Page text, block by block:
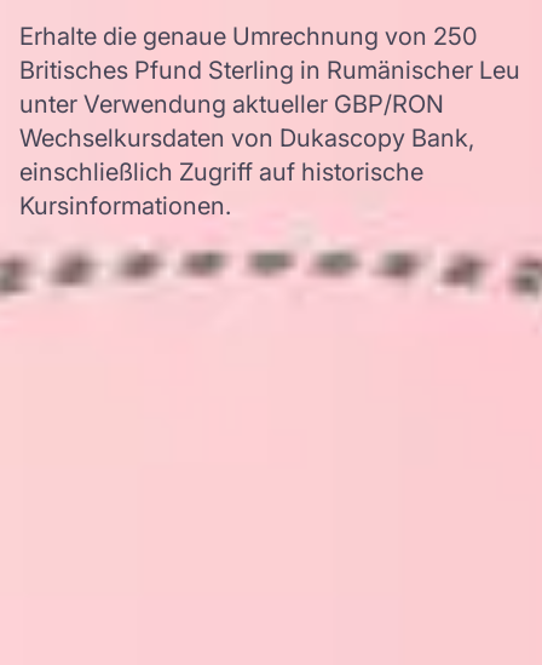
Erhalte die genaue Umrechnung von 250
Britisches Pfund Sterling in Rumänischer Leu
unter Verwendung aktueller GBP/RON
Wechselkursdaten von Dukascopy Bank,
einschließlich Zugriff auf historische
Kursinformationen.